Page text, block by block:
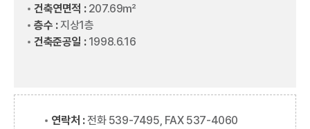
건축연면적 : 207.69㎡
층수 :지상1층
건축준공일 : 1998.6.16
연락처 :전화 539-7495, FAX 537-4060